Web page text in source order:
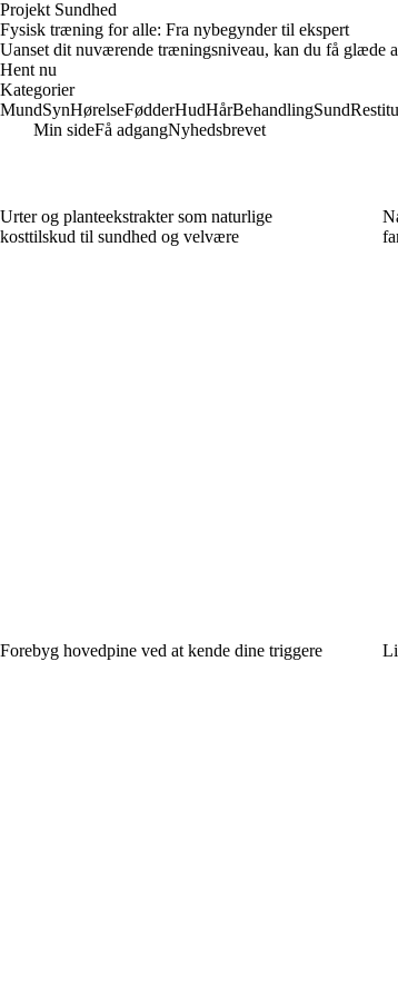
Projekt Sundhed
Fysisk træning for alle: Fra nybegynder til ekspert
Uanset dit nuværende træningsniveau, kan du få glæde
Hent nu
Kategorier
MundSynHørelseFødderHudHårBehandlingSund
Min sideFå adgangNyhedsbrevet
Urter og planteekstrakter som naturlige
kosttilskud til sundhed og velvære
Forebyg hovedpine ved at kende dine triggere